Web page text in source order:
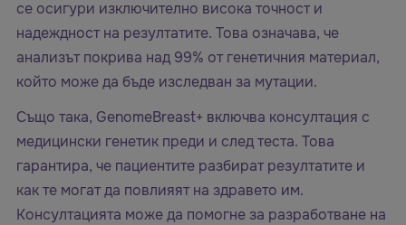
се осигури изключително висока точност и
надеждност на резултатите. Това означава, че
анализът покрива над 99% от генетичния материал,
който може да бъде изследван за мутации.
Също така, GenomeBreast+ включва консултация с
медицински генетик преди и след теста. Това
гарантира, че пациентите разбират резултатите и
как те могат да повлияят на здравето им.
Консултацията може да помогне за разработване на